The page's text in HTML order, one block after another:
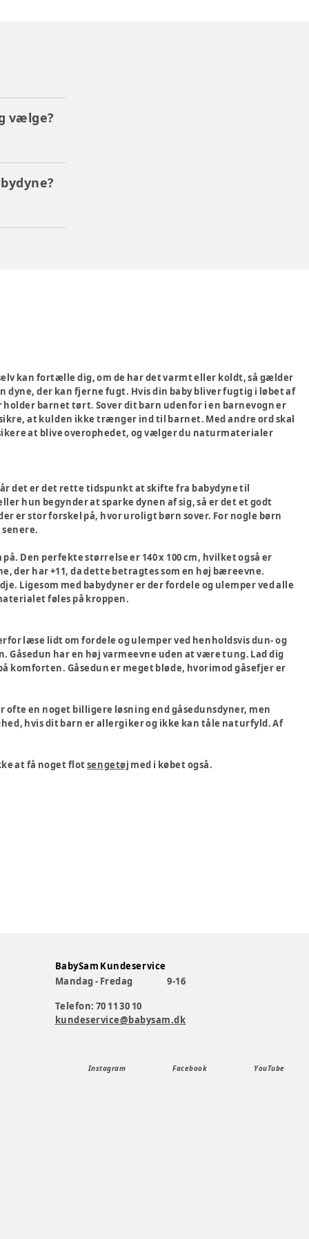
vælge?
kan fortælle dig, om de har det varmt eller koldt, så gælder
der kan fjerne fugt. Hvis din baby bliver fugtig i løbet af
barnet tørt. Sover dit barn udenfor i en barnevogn er
at kulden ikke trænger ind til barnet. Med andre ord skal
at blive overophedet, og vælger du naturmaterialer
det er det rette tidspunkt at skifte fra babydyne til
hun begynder at sparke dynen af sig, så er det et godt
er stor forskel på, hvor uroligt børn sover. For nogle børn
Den perfekte størrelse er 140 x 100 cm, hvilket også er
der har +11, da dette betragtes som en høj bæreevne.
Ligesom med babydyner er der fordele og ulemper ved alle
føles på kroppen.
læse lidt om fordele og ulemper ved henholdsvis dun- og
Gåsedun har en høj varmeevne uden at være tung. Lad dig
komforten. Gåsedun er meget bløde, hvorimod gåsefjer er
ofte en noget billigere løsning end gåsedunsdyner, men
hvis dit barn er allergiker og ikke kan tåle naturfyld. Af
at få noget flotsengetøj med i købet også.
BabySam Kundeservice
Mandag - Fredag
9-16
Telefon: 70 11 30 10
kundeservice@babysam.dk
Instagram Facebook YouTube